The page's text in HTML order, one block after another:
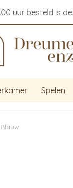
uur besteld is
Spelen